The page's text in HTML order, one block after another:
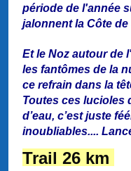
période de l'année
jalonnent la Côte de
Et le Noz autour de
les fantômes de la
ce refrain dans la
Toutes ces lucioles
d’eau, c’est juste
inoubliables....
Trail 26 km